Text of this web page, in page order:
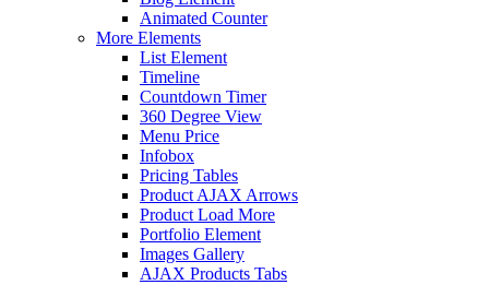
Animated Counter
More Elements
List Element
Timeline
Countdown Timer
360 Degree View
Menu Price
Infobox
Pricing Tables
Product AJAX Arrows
Product Load More
Portfolio Element
Images Gallery
AJAX Products Tabs